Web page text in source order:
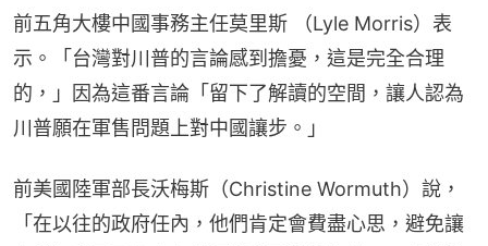
前五角大樓中國事務主任莫里斯 （Lyle Morris）表
示。「台灣對川普的言論感到擔憂，這是完全合理
的，」因為這番言論「留下了解讀的空間，讓人認為
川普願在軍售問題上對中國讓步。」
前美國陸軍部長沃梅斯（Christine Wormuth）說，
「在以往的政府任內，他們肯定會費盡心思，避免讓